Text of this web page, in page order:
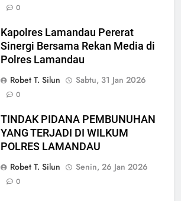
0
Kapolres Lamandau Pererat
Sinergi Bersama Rekan Media di
Polres Lamandau
Robet T. Silun
Sabtu, 31 Jan 2026
0
TINDAK PIDANA PEMBUNUHAN
YANG TERJADI DI WILKUM
POLRES LAMANDAU
Robet T. Silun
Senin, 26 Jan 2026
0